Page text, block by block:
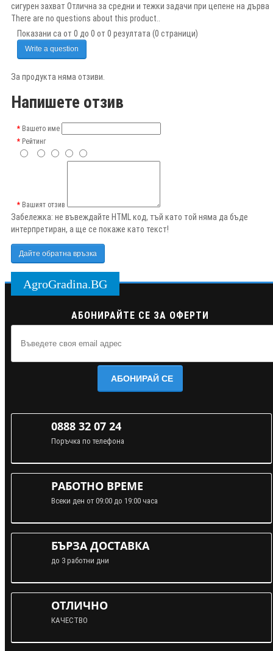
сигурен захват Отлична за средни и тежки задачи при цепене на дърва
There are no questions about this product..
Показани са от 0 до 0 от 0 резултата (0 страници)
Write a question
За продукта няма отзиви.
Напишете отзив
Вашето име
Рейтинг
Вашият отзив
Забележка: не въвеждайте HTML код, тъй като той няма да бъде
интерпретиран, а ще се покаже като текст!
Дайте обратна връзка
AgroGradina.BG
АБОНИРАЙТЕ СЕ ЗА ОФЕРТИ
АБОНИРАЙ СЕ
0888 32 07 24
Поръчка по телефона
РАБОТНО ВРЕМЕ
Всеки ден от 09:00 до 19:00 часа
БЪРЗА ДОСТАВКА
до 3 работни дни
ОТЛИЧНО
КАЧЕСТВО